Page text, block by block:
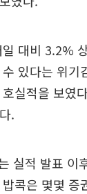
대비 3.2%
있다는 위기
실적을 보였
.
실적 발표 이
콕은 몇몇 증